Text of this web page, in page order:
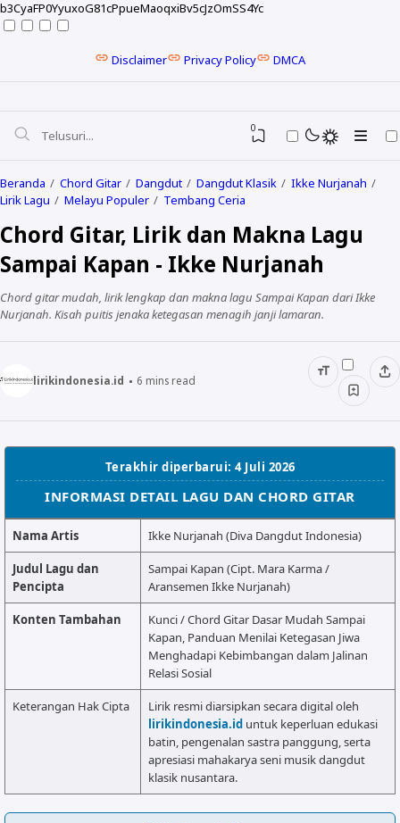
b3CyaFP0YyuxoG81cPpueMaoqxiBv5cJzOmSS4Yc
Disclaimer Privacy Policy DMCA
NISA SABYAN
0
Beranda Chord Gitar Dangdut Dangdut Klasik
Ikke Nurjanah
Lirik Lagu
Melayu Populer Tembang Ceria
Chord Gitar, Lirik dan Makna Lagu
Sampai Kapan - Ikke Nurjanah
Chord gitar mudah, lirik lengkap dan makna lagu Sampai Kapan dari Ikke
Nurjanah. Kisah puitis jenaka ketegasan menagih janji lamaran.
lirikindonesia.id 6 mins read
Terakhir diperbarui: 4 Juli 2026
INFORMASI DETAIL LAGU DAN CHORD GITAR
Nama Artis Ikke Nurjanah (Diva Dangdut Indonesia)
Judul Lagu dan
Pencipta
Sampai Kapan (Cipt. Mara Karma /
Aransemen Ikke Nurjanah)
Konten Tambahan
Kunci / Chord Gitar Dasar Mudah Sampai
Kapan, Panduan Menilai Ketegasan Jiwa
Menghadapi Kebimbangan dalam Jalinan
Relasi Sosial
Keterangan Hak Cipta
Lirik resmi diarsipkan secara digital oleh
lirikindonesia.id untuk keperluan edukasi
batin, pengenalan sastra panggung, serta
apresiasi mahakarya seni musik dangdut
klasik nusantara.